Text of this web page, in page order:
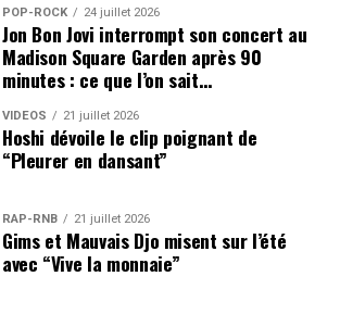
POP-ROCK 24 juillet 2026
Jon Bon Jovi interrompt son concert au
Madison Square Garden après 90
minutes : ce que l’on sait…
VIDEOS 21 juillet 2026
Hoshi dévoile le clip poignant de
“Pleurer en dansant”
RAP-RNB 21 juillet 2026
Gims et Mauvais Djo misent sur l’été
avec “Vive la monnaie”